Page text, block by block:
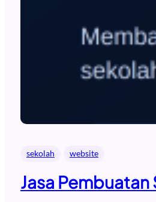
sekolah website
Jasa Pembuatan